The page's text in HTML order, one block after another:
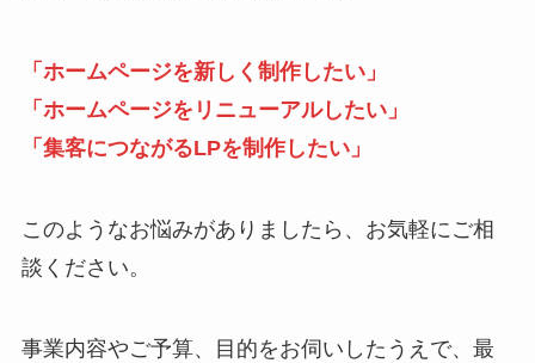
「ホームページを新しく制作したい」
「ホームページをリニューアルしたい」
「集客につながるLPを制作したい」
このようなお悩みがありましたら、お気軽にご相
談ください。
事業内容やご予算、目的をお伺いしたうえで、最